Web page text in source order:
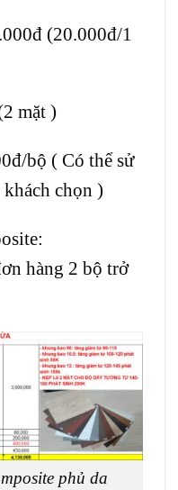
(20.000đ/1
mặt )
bộ ( Có thể sử
chọn )
hàng 2 bộ trở
phủ da